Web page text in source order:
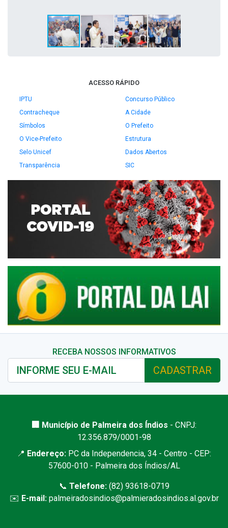
ACESSO RÁPIDO
IPTU
Concurso Público
Contracheque
A Cidade
Símbolos
O Prefeito
O Vice-Prefeito
Estrutura
Selo Unicef
Dados Abertos
Transparência
SIC
RECEBA NOSSOS INFORMATIVOS
CADASTRAR
🏢 Município de Palmeira dos Índios - CNPJ:
12.356.879/0001-98
📍 Endereço: PC da Independencia, 34 - Centro - CEP:
57600-010 - Palmeira dos Índios/AL
📞 Telefone:(82) 93618-0719
✉️ E-mail: palmeiradosindios@palmieradosindios.al.gov.br